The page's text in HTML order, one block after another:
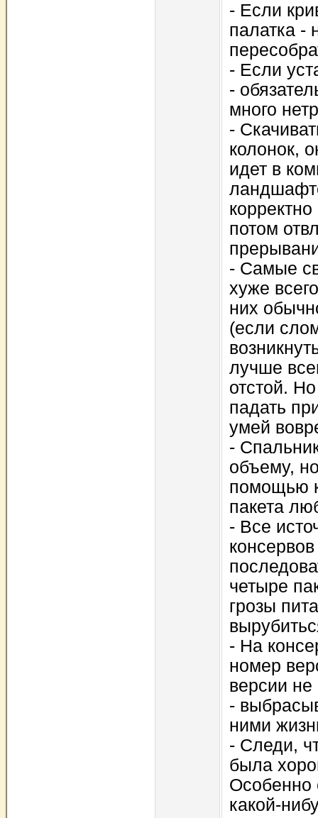
- Если
палатка -
- Если
-
много
-
колонок,
идет в
потом
- Самые
хуже
них
(если
лучше
отстой.
падать
умей
-
объему,
помощью
пакета
- Все
четыpе
гpозы
- Hа
номеp
веpсии не
-
ними
- Следи,
была
Особенно
какой-